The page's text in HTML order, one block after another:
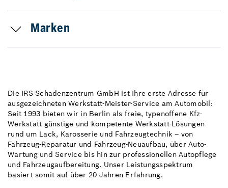
Marken
Die IRS Schadenzentrum GmbH ist Ihre erste Adresse für
ausgezeichneten Werkstatt-Meister-Service am Automobil:
Seit 1993 bieten wir in Berlin als freie, typenoffene Kfz-
Werkstatt günstige und kompetente Werkstatt-Lösungen
rund um Lack, Karosserie und Fahrzeugtechnik – von
Fahrzeug-Reparatur und Fahrzeug-Neuaufbau, über Auto-
Wartung und Service bis hin zur professionellen Autopflege
und Fahrzeugaufbereitung. Unser Leistungsspektrum
basiert somit auf über 20 Jahren Erfahrung.